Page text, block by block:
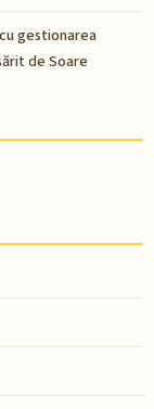
gestionarea
de Soare